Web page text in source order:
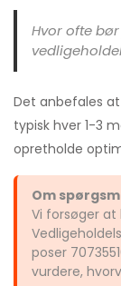
Hvor ofte
Det anbefales
typisk hver 1-3
opretholde
Om
Vi forsøger at
poser
vurdere,